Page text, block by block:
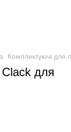
Комплектуючі для
для